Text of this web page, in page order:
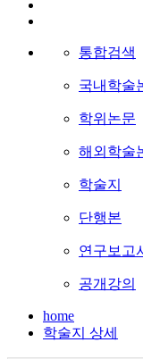
통합검색
국내학술
학위논문
해외학술
학술지
단행본
연구보고
공개강의
home
학술지 상세